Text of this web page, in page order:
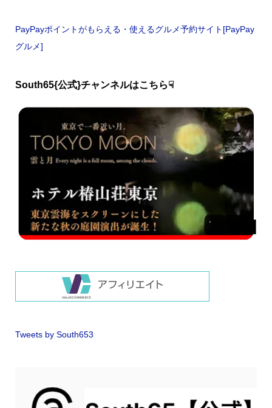
PayPayポイントがもらえる・使えるグルメ予約サイト[PayPay
グルメ]
South65{公式}チャンネルはこちら☟
Tweets by South653